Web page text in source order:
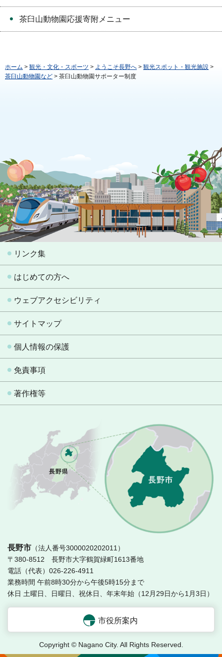
茶臼山動物園応援寄附メニュー
ホーム > 観光・文化・スポーツ > ようこそ長野へ > 観光スポット・観光施設 >
茶臼山動物園など > 茶臼山動物園サポーター制度
リンク集
はじめての方へ
ウェブアクセシビリティ
サイトマップ
個人情報の保護
免責事項
著作権等
長野市 （法人番号3000020202011）
〒380-8512 長野市大字鶴賀緑町1613番地
電話（代表）026-226-4911
業務時間 午前8時30分から午後5時15分まで
休日 土曜日、日曜日、祝休日、年末年始（12月29日から1月3日）
市役所案内
Copyright © Nagano City. All Rights Reserved.